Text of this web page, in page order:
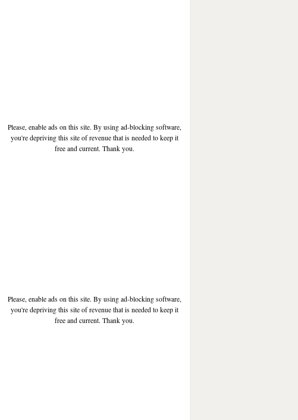
Please, enable ads on this site. By using ad-blocking software,
you're depriving this site of revenue that is needed to keep it
free and current. Thank you.
Please, enable ads on this site. By using ad-blocking software,
you're depriving this site of revenue that is needed to keep it
free and current. Thank you.